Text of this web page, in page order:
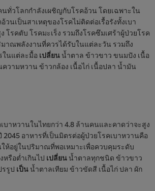
นทั่วโลกกําลังเผชิญกับโรคอ้วน โดยเฉพาะใน
วนเป็นสาเหตุของโรคไม่ติดต่อเรื้อรังทั้งเบา
โรคตับ โรคมะเร็ง รวมถึงโรคซึมเศร้าผู้ป่วยโรค
าณพลังงานที่ควรได้รับในแต่ละวัน รวมถึง
นแต่ละมื้อ เปลี่ยน น้ำตาล ข้าวขาว ขนมปัง เนื้อ
วามหวาน ข้าวกล้อง เนื้อไก่ เนื้อปลา น้ำมัน
บาหวานในไทยกว่า 4.8 ล้านคนและคาดว่าจะสูง
2045 อาหารที่เป็นมิตรต่อผู้ป่วยโรคเบาหวานคือ
ห้อยู่ในปริมาณที่พอเหมาะเพื่อควบคุมระดับ
หรือต่ำเกินไป เปลี่ยน น้ำตาลทุกชนิด ข้าวขาว
รรูป เป็น น้ำตาลเทียม ข้าวขัดสี เนื้อไก่ ปลา ผัก